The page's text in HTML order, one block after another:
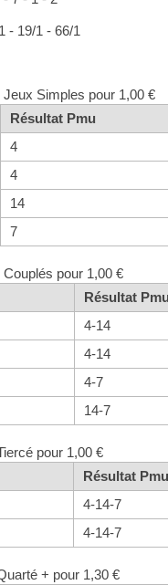
- 19/1 - 66/1
Simples pour 1,00 €
Résultat Pmu
4
4
14
7
pour 1,00 €
Résultat Pmu
4-14
4-14
4-7
14-7
pour 1,00 €
Résultat Pmu
4-14-7
4-14-7
+ pour 1,30 €